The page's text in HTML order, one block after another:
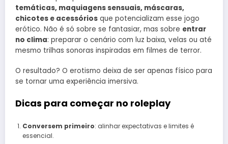
temáticas, maquiagens sensuais, máscaras,
chicotes e acessórios que potencializam esse jogo
erótico. Não é só sobre se fantasiar, mas sobre entrar
no clima: preparar o cenário com luz baixa, velas ou até
mesmo trilhas sonoras inspiradas em filmes de terror.
O resultado? O erotismo deixa de ser apenas físico para
se tornar uma experiência imersiva.
Dicas para começar no roleplay
Conversem primeiro: alinhar expectativas e limites é
essencial.